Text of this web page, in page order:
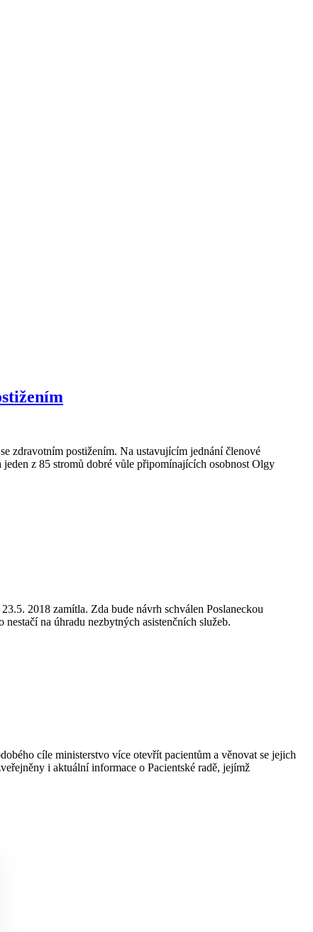
zdravotním postižením. Na ustavujícím jednání členové
z 85 stromů dobré vůle připomínajících osobnost Olgy
2018 zamítla. Zda bude návrh schválen Poslaneckou
na úhradu nezbytných asistenčních služeb.
cíle ministerstvo více otevřít pacientům a věnovat se jejich
i aktuální informace o Pacientské radě, jejímž